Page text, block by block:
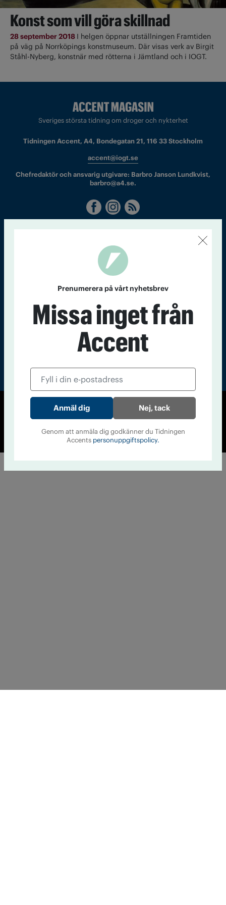
Konst som vill göra skillnad
28 september 2018 I helgen öppnar utställningen Framtiden
på väg på Norrköpings konstmuseum. Där visas verk av Birgit
Ståhl-Nyberg, konstnär med rötterna i Jämtland och i IOGT.
Sveriges största tidning om droger och nykterhet
Tidningen Accent, A4, Bondegatan 21, 116 33 Stockholm
accent@iogt.se
Chefredaktör och ansvarig utgivare: Barbro Janson Lundkvist,
barbro@a4.se.
nummer av
© Tidningen Accent 2026
Cookiepolicy
Personuppgiftspolicy
Prenumerera på vårt nyhetsbrev
Missa inget från
Accent
Nej, tack
Genom att anmäla dig godkänner du Tidningen
Accents personuppgiftspolicy.